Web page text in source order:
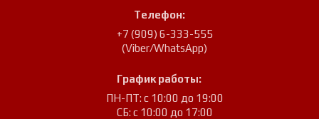
Телефон:
+7 (909) 6-333-555
(Viber/WhatsApp)
График работы:
ПН-ПТ: с 10:00 до 19:00
СБ: с 10:00 до 17:00